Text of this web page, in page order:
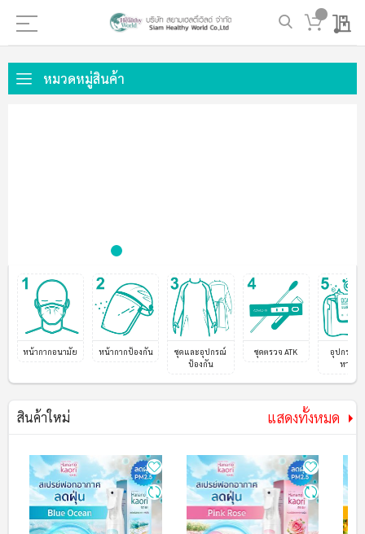
My
ไป
ที่
หมวดหมู่สินค้า
หน้ากากอนามัย หน้ากากป้องกัน
ชุดและอุปกรณ์
ป้องกัน
ชุดตรวจ ATK
อุปกรณ์ช่
หายใจ
สินค้าใหม่ แสดงทั้งหมด